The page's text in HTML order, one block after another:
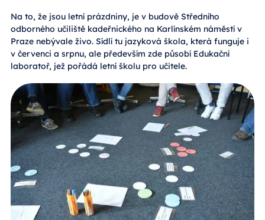
Na to, že jsou letní prázdniny, je v budově Středního
odborného učiliště kadeřnického na Karlínském náměstí v
Praze nebývale živo. Sídlí tu jazyková škola, která funguje i
v červenci a srpnu, ale především zde působí Edukační
laboratoř, jež pořádá letní školu pro učitele.